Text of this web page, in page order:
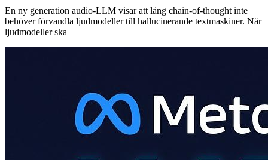
En ny generation audio-LLM visar att lång chain-of-thought inte
behöver förvandla ljudmodeller till hallucinerande textmaskiner. När
ljudmodeller ska